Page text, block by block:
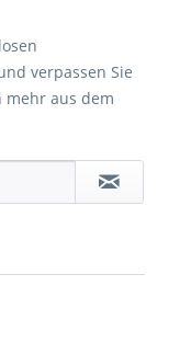
verpassen Sie
mehr aus dem